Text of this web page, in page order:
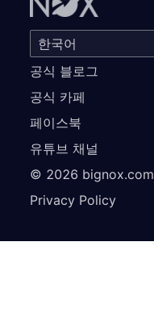
공식 블로그
공식 카페
페이스북
유튜브 채널
© 2026 bignox.com
Privacy Policy